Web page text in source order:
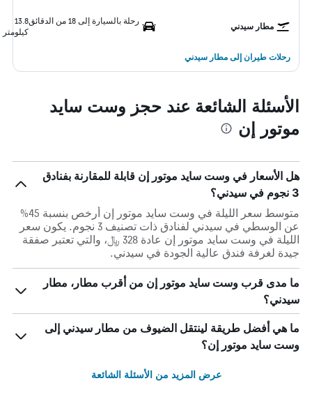
مطار سيدني
رحلة بالسيارة إلى 18 من الدقائق
13.8
كيلومتر
رحلات طيران إلى مطار سيدني
الأسئلة الشائعة عند حجز وست سايد
موتور إن
هل الأسعار في وست سايد موتور إن قابلة للمقارنة بفنادق
3 نجوم في سيدني؟
متوسط سعر الليلة في وست سايد موتور إن أرخص بنسبة 45%
عن الوسطي في سيدني لفنادق ذات تصنيف 3 نجوم. يكون سعر
الليلة في وست سايد موتور إن عادة 328 ﷼، والتي تعتبر صفقة
جيدة لغرفة فندق عالية الجودة في سيدني.
ما مدى قرب وست سايد موتور إن من أقرب مطار، مطار
سيدني؟
ما هي أفضل طريقة لينتقل الضيوف من مطار سيدني إلى
وست سايد موتور إن؟
عرض المزيد من الأسئلة الشائعة